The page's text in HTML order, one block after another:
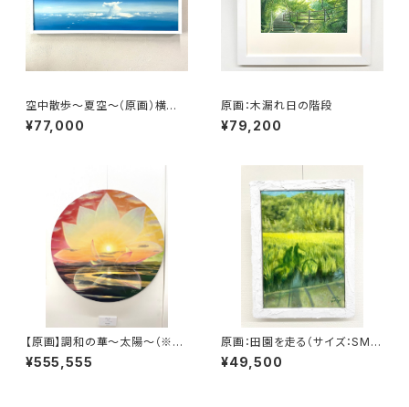
空中散歩～夏空～（原画）横長
サイズ： 横930mm×縦240m
m
¥77,000
原画：木漏れ日の階段
¥79,200
【原画】調和の華〜太陽〜（※特
別記念作品の為、価格及び販売
条件調整中）
¥555,555
原画：田園を走る（サイズ：SM
号・額縁外寸：よこ25.8cm×た
て32.7㎝×奥行4.5㎝）
¥49,500